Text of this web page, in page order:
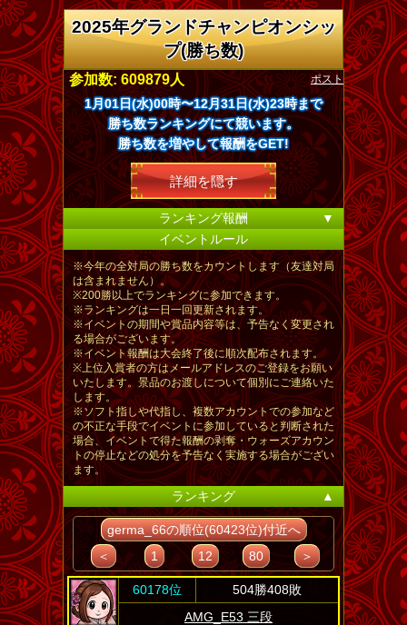
2025年グランドチャンピオンシッ
プ(勝ち数)
ポスト
参加数: 609879人
1月01日(水)00時〜12月31日(水)23時まで
勝ち数ランキングにて競います。
勝ち数を増やして報酬をGET!
詳細を隠す
ランキング報酬
▼
イベントルール
※今年の全対局の勝ち数をカウントします（友達対局
は含まれません）。
※200勝以上でランキングに参加できます。
※ランキングは一日一回更新されます。
※イベントの期間や賞品内容等は、予告なく変更され
る場合がございます。
※イベント報酬は大会終了後に順次配布されます。
※上位入賞者の方はメールアドレスのご登録をお願い
いたします。景品のお渡しについて個別にご連絡いた
します。
※ソフト指しや代指し、複数アカウントでの参加など
の不正な手段でイベントに参加していると判断された
場合、イベントで得た報酬の剥奪・ウォーズアカウン
トの停止などの処分を予告なく実施する場合がござい
ます。
ランキング ▲
germa_66の順位(60423位)付近へ
＜
1 12 80 ＞
60178位
504勝408敗
AMG_E53 三段